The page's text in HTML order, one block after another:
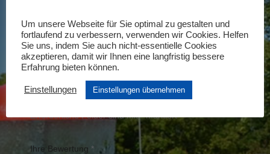
Rezensionen (0)
Schreiben Sie die erste Rezension für
„Einzeleintritt Ermäßigte“
Ihre E-Mail-Adresse wird nicht veröffentlicht.
Erforderliche Felder sind mit*markiert
Ihre Bewertung *
Um unsere Webseite für Sie optimal zu gestalten und
fortlaufend zu verbessern, verwenden wir Cookies. Helfen
Sie uns, indem Sie auch nicht-essentielle Cookies
akzeptieren, damit wir Ihnen eine langfristig bessere
Erfahrung bieten können.
Einstellungen Einstellungen übernehmen